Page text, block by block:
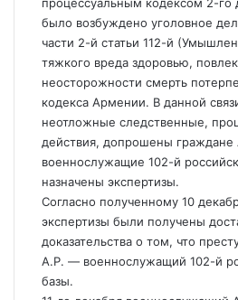
было возбуждено уголовное
части 2-й статьи 112-й
тяжкого вреда здоровью,
неосторожности смерть
кодекса Армении. В данной
неотложные следственные,
действия, допрошены
военнослужащие 102-й
назначены экспертизы.
Согласно полученному 10
экспертизы были получены
доказательства о том, что
А.Р. — военнослужащий 102-й
базы.